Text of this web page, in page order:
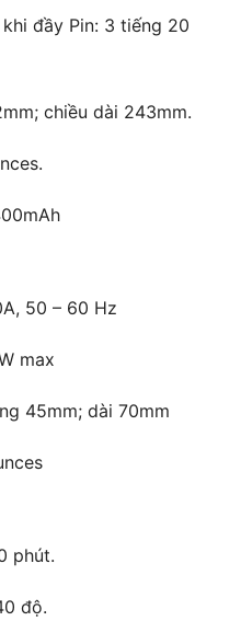
đầy Pin: 3 tiếng 20
chiều dài 243mm.
50 – 60 Hz
max
45mm; dài 70mm
phút.
độ.